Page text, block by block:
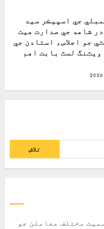
جي اسپيڪر سيد
شاهه جي صدارت هيٺ
جو اجلاس، استادن جي
ويٽنگ لسٽ بابت اهم
تلاش
مختلف معاملن جو